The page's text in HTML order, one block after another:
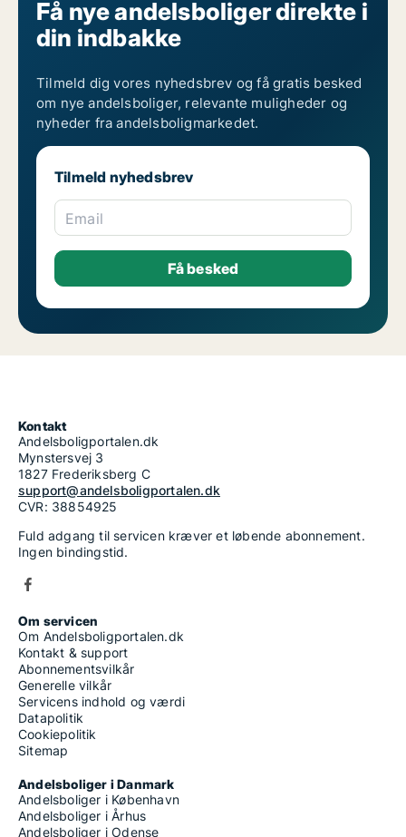
Få nye andelsboliger direkte i
din indbakke
Tilmeld dig vores nyhedsbrev og få gratis besked
om nye andelsboliger, relevante muligheder og
nyheder fra andelsboligmarkedet.
Tilmeld nyhedsbrev
Email
Kontakt
Andelsboligportalen.dk
Mynstersvej 3
1827 Frederiksberg C
support@andelsboligportalen.dk
CVR: 38854925
Fuld adgang til servicen kræver et løbende abonnement.
Ingen bindingstid.
Om servicen
Om Andelsboligportalen.dk
Kontakt & support
Abonnementsvilkår
Generelle vilkår
Servicens indhold og værdi
Datapolitik
Cookiepolitik
Sitemap
Andelsboliger i Danmark
Andelsboliger i København
Andelsboliger i Århus
Andelsboliger i Odense